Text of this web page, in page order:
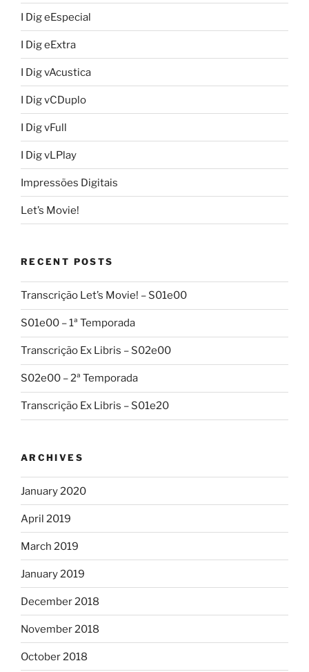
I Dig eEspecial
I Dig eExtra
I Dig vAcustica
I Dig vCDuplo
I Dig vFull
I Dig vLPlay
Impressões Digitais
Let’s Movie!
RECENT POSTS
Transcrição Let’s Movie! – S01e00
S01e00 – 1ª Temporada
Transcrição Ex Libris – S02e00
S02e00 – 2ª Temporada
Transcrição Ex Libris – S01e20
ARCHIVES
January 2020
April 2019
March 2019
January 2019
December 2018
November 2018
October 2018